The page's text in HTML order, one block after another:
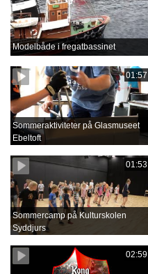
Modelbåde i fregatbassinet
01:57
Sommeraktiviteter på Glasmuseet
Ebeltoft
01:53
Sommercamp på Kulturskolen
Syddjurs
02:59